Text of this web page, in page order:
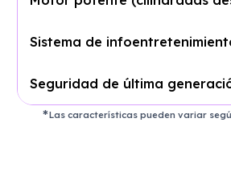
Sistema de
Seguridad de última
Las características pueden variar